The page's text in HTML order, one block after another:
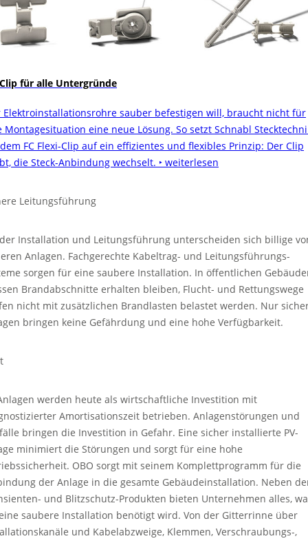
für alle Untergründe
Elektroinstallationsrohre sauber befestigen will, braucht nicht für
Montagesituation eine neue Lösung. So setzt Schnabl
FC Flexi-Clip auf ein effizientes und flexibles Prinzip: Der Clip
die Steck-Anbindung wechselt. ‣ weiterlesen
Leitungsführung
Installation und Leitungsführung unterscheiden sich billige
Anlagen. Fachgerechte Kabeltrag- und Leitungsführungs-
sorgen für eine saubere Installation. In öffentlichen
Brandabschnitte erhalten bleiben, Flucht- und Rettungswege
nicht mit zusätzlichen Brandlasten belastet werden. Nur
bringen keine Gefährdung und eine hohe Verfügbarkeit.
werden heute als wirtschaftliche Investition mit
Amortisationszeit betrieben. Anlagenstörungen und
bringen die Investition in Gefahr. Eine sicher installierte PV-
minimiert die Störungen und sorgt für eine hohe
OBO sorgt mit seinem Komplettprogramm für die
der Anlage in die gesamte Gebäudeinstallation. Neben
und Blitzschutz-Produkten bieten Unternehmen alles,
saubere Installation benötigt wird. Von der Gitterrinne über
und Kabelabzweige, Klemmen, Verschraubungs-,